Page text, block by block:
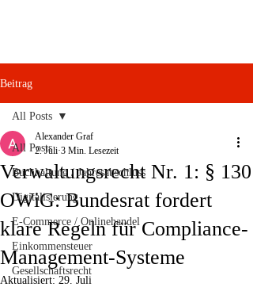
Beitrag
All Posts
Buchhaltung / Jahresabschluss
Digitalisierung
E-Commerce / Onlinehandel
Einkommensteuer
Gesellschaftsrecht
All Posts
Verwaltungsrecht Nr. 1: § 130
OWiG: Bundesrat fordert
klare Regeln für Compliance-
Management-Systeme
Alexander Graf
2. Juli 3 Min. Lesezeit
Aktualisiert: 29. Juli